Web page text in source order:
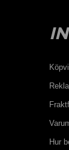
Hur